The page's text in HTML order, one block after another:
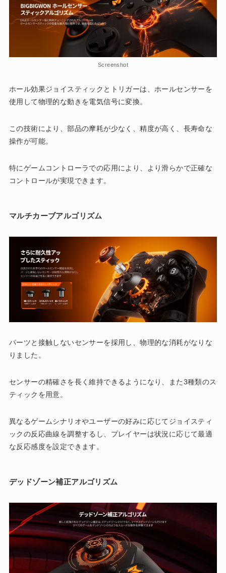
Screenshot
ホール効果ジョイスティックとトリガーは、ホールセンサーを
使用して物理的な動きを電気信号に変換。
この技術により、部品の摩耗が少なく、精度が高く、長寿命な
操作が可能。
特にゲームコントローラでの応用により、より滑らかで正確な
コントロールが実現できます。
マルチカーブアルゴリズム
パーツと接触しないセンサーを採用し、物理的な消耗がなりな
りました。
センサーの精確さを長く維持できるようになり、また3種類のス
ティックを用意。
異なるゲームシナリオやユーザーの好みに応じてジョイスティ
ックの反応曲線を調整するし、プレイヤーは状況に応じて最適
な反応感度を設定できます。
デッドゾーン補正アルゴリズム